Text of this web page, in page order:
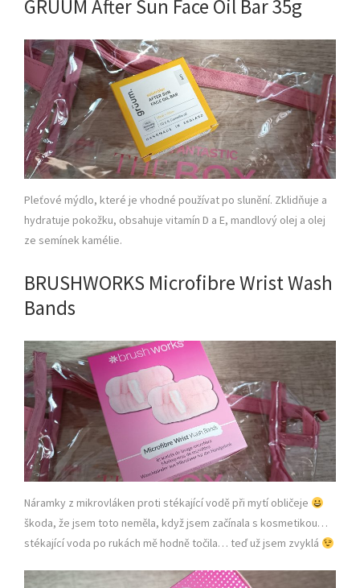
GRUUM After Sun Face Oil Bar 35g
Pleťové mýdlo, které je vhodné používat po slunění. Zklidňuje a
hydratuje pokožku, obsahuje vitamín D a E, mandlový olej a olej
ze semínek kamélie.
BRUSHWORKS Microfibre Wrist Wash
Bands
Náramky z mikrovláken proti stékající vodě při mytí obličeje
škoda, že jsem toto neměla, když jsem začínala s kosmetikou…
stékající voda po rukách mě hodně točila… teď už jsem zvyklá